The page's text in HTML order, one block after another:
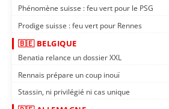
Phénomène suisse : feu vert pour le PSG
Prodige suisse : feu vert pour Rennes
🇧🇪 BELGIQUE
Benatia relance un dossier XXL
Rennais prépare un coup inouï
Stassin, ni privilégié ni cas unique